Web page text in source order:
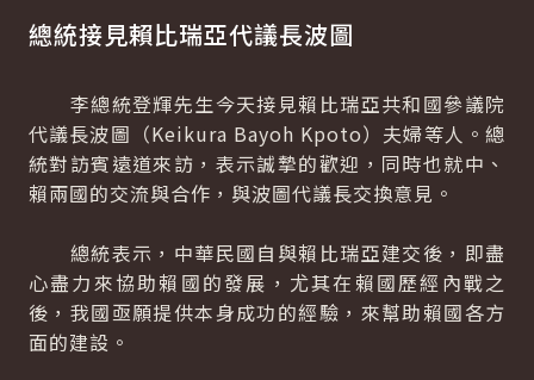
總統接見賴比瑞亞代議長波圖
李總統登輝先生今天接見賴比瑞亞共和國參議院
代議長波圖（Keikura Bayoh Kpoto）夫婦等人。總
統對訪賓遠道來訪，表示誠摯的歡迎，同時也就中、
賴兩國的交流與合作，與波圖代議長交換意見。
總統表示，中華民國自與賴比瑞亞建交後，即盡
心盡力來協助賴國的發展，尤其在賴國歷經內戰之
後，我國亟願提供本身成功的經驗，來幫助賴國各方
面的建設。